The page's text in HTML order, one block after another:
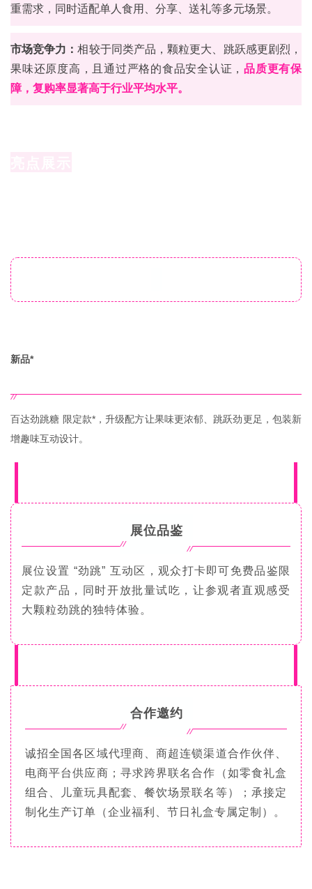
重需求，同时适配单人食用、分享、送礼等多元场景。
市场竞争力：相较于同类产品，颗粒更大、跳跃感更剧烈，
果味还原度高，且通过严格的食品安全认证， 品质更有保
障，复购率显著高于行业平均水平。
新品*
百达劲跳糖 限定款*，升级配方让果味更浓郁、跳跃劲更足，包装新
增趣味互动设计。
展位品鉴
展位设置 “劲跳” 互动区，观众打卡即可免费品鉴限
定款产品，同时开放批量试吃，让参观者直观感受
大颗粒劲跳的独特体验。
合作邀约
诚招全国各区域代理商、商超连锁渠道合作伙伴、
电商平台供应商；寻求跨界联名合作（如零食礼盒
组合、儿童玩具配套、餐饮场景联名等）；承接定
制化生产订单（企业福利、节日礼盒专属定制）。